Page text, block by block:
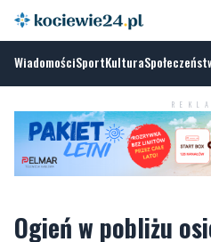
WiadomościSportKultura
Ogień w pobliżu